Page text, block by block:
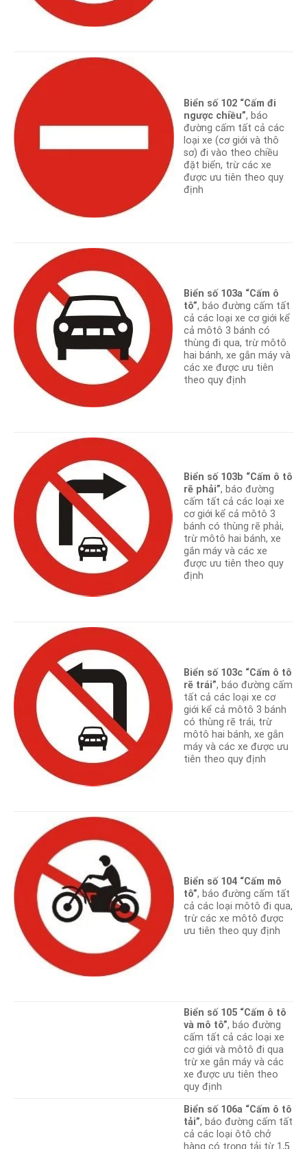
Biển số 102 “Cấm đi
ngược chiều”, báo
đường cấm tất cả các
loại xe (cơ giới và thô
sơ) đi vào theo chiều
đặt biển, trừ các xe
được ưu tiên theo quy
định
Biển số 103a “Cấm ô
tô”, báo đường cấm tất
cả các loại xe cơ giới kể
cả môtô 3 bánh có
thùng đi qua, trừ môtô
hai bánh, xe gắn máy và
các xe được ưu tiên
theo quy định
Biển số 103b “Cấm ô tô
rẽ phải”, báo đường
cấm tất cả các loại xe
cơ giới kể cả môtô 3
bánh có thùng rẽ phải,
trừ môtô hai bánh, xe
gắn máy và các xe
được ưu tiên theo quy
định
Biển số 103c “Cấm ô tô
rẽ trái”, báo đường cấm
tất cả các loại xe cơ
giới kể cả môtô 3 bánh
có thùng rẽ trái, trừ
môtô hai bánh, xe gắn
máy và các xe được ưu
tiên theo quy định
Biển số 104 “Cấm mô
tô”, báo đường cấm tất
cả các loại môtô đi qua,
trừ các xe môtô được
ưu tiên theo quy định
Biển số 105 “Cấm ô tô
và mô tô”, báo đường
cấm tất cả các loại xe
cơ giới và môtô đi qua
trừ xe gắn máy và các
xe được ưu tiên theo
quy định
Biển số 106a “Cấm ô tô
tải”, báo đường cấm tất
cả các loại ôtô chở